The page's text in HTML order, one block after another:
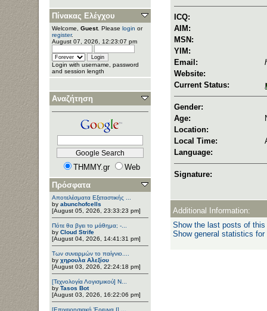
Πίνακας Ελέγχου
Welcome, Guest. Please login or
register.
August 07, 2026, 12:23:07 pm
Login with username, password
and session length
Αναζήτηση
THMMY.gr
Web
Πρόσφατα
Αποτελέσματα Εξεταστικής ...
by abunchofcells
[August 05, 2026, 23:33:23 pm]
Πότε θα βγει το μάθημα; -...
by Cloud Strife
[August 04, 2026, 14:41:31 pm]
Των συνειρμών το παίγνιο....
by χηρουλα Αλεξίου
[August 03, 2026, 22:24:18 pm]
[Τεχνολογία Λογισμικού] Ν...
by Tasos Bot
[August 03, 2026, 16:22:06 pm]
[Επιχειρησιακή Έρευνα Ι] ...
ICQ:
AIM:
MSN:
YIM:
Email:
Website:
Current Status:
Gender:
Age:
Location:
Local Time:
Language:
Signature:
Additional Information:
Show the last posts of this
Show general statistics for